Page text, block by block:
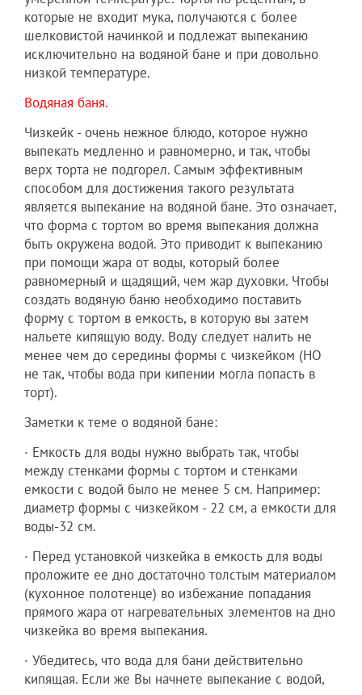
которые не входит мука, получаются с более
шелковистой начинкой и подлежат выпеканию
исключительно на водяной бане и при довольно
низкой температуре.
Водяная баня.
Чизкейк - очень нежное блюдо, которое нужно
выпекать медленно и равномерно, и так, чтобы
верх торта не подгорел. Самым эффективным
способом для достижения такого результата
является выпекание на водяной бане. Это означает,
что форма с тортом во время выпекания должна
быть окружена водой. Это приводит к выпеканию
при помощи жара от воды, который более
равномерный и щадящий, чем жар духовки. Чтобы
создать водяную баню необходимо поставить
форму с тортом в емкость, в которую вы затем
нальете кипящую воду. Воду следует налить не
менее чем до середины формы с чизкейком (НО
не так, чтобы вода при кипении могла попасть в
торт).
Заметки к теме о водяной бане:
· Емкость для воды нужно выбрать так, чтобы
между стенками формы с тортом и стенками
емкости с водой было не менее 5 см. Например:
диаметр формы с чизкейком - 22 см, а емкости для
воды-32 см.
· Перед установкой чизкейка в емкость для воды
проложите ее дно достаточно толстым материалом
(кухонное полотенце) во избежание попадания
прямого жара от нагревательных элементов на дно
чизкейка во время выпекания.
· Убедитесь, что вода для бани действительно
кипящая. Если же Вы начнете выпекание с водой,